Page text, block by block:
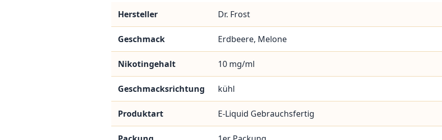
Hersteller Dr. Frost
Geschmack Erdbeere, Melone
Nikotingehalt 10 mg/ml
Geschmacksrichtung kühl
Produktart E-Liquid Gebrauchsfertig